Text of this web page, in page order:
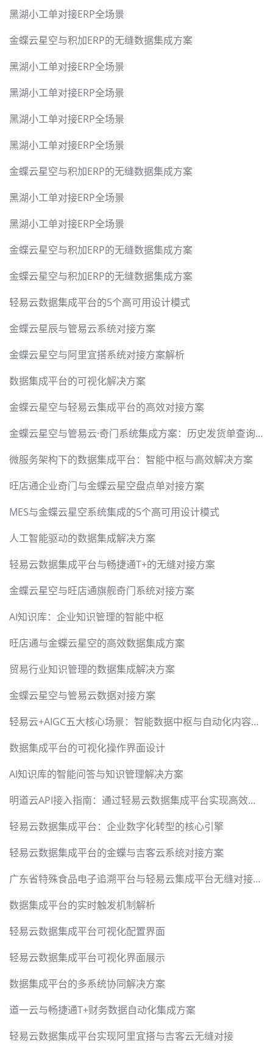
黑湖小工单对接ERP全场景
金蝶云星空与积加ERP的无缝数据集成方案
黑湖小工单对接ERP全场景
黑湖小工单对接ERP全场景
黑湖小工单对接ERP全场景
黑湖小工单对接ERP全场景
金蝶云星空与积加ERP的无缝数据集成方案
黑湖小工单对接ERP全场景
黑湖小工单对接ERP全场景
金蝶云星空与积加ERP的无缝数据集成方案
金蝶云星空与积加ERP的无缝数据集成方案
轻易云数据集成平台的5个高可用设计模式
金蝶云星辰与管易云系统对接方案
金蝶云星空与阿里宜搭系统对接方案解析
数据集成平台的可视化解决方案
金蝶云星空与轻易云集成平台的高效对接方案
金蝶云星空与管易云·奇门系统集成方案：历史发货单查询与销售出库单同步
微服务架构下的数据集成平台：智能中枢与高效解决方案
旺店通企业奇门与金蝶云星空盘点单对接方案
MES与金蝶云星空系统集成的5个高可用设计模式
人工智能驱动的数据集成解决方案
轻易云数据集成平台与畅捷通T+的无缝对接方案
金蝶云星空与旺店通旗舰奇门系统对接方案
AI知识库：企业知识管理的智能中枢
旺店通与金蝶云星空的高效数据集成方案
贸易行业知识管理的数据集成解决方案
金蝶云星空与管易云数据对接方案
轻易云+AIGC五大核心场景：智能数据中枢与自动化内容工厂
数据集成平台的可视化操作界面设计
AI知识库的智能问答与知识管理解决方案
明道云API接入指南：通过轻易云数据集成平台实现高效对接
轻易云数据集成平台：企业数字化转型的核心引擎
轻易云数据集成平台的金蝶与吉客云系统对接方案
广东省特殊食品电子追溯平台与轻易云集成平台无缝对接方案
数据集成平台的实时触发机制解析
轻易云数据集成平台可视化配置界面
轻易云数据集成平台可视化界面展示
数据集成平台的多系统协同解决方案
道一云与畅捷通T+财务数据自动化集成方案
轻易云数据集成平台实现阿里宜搭与吉客云无缝对接